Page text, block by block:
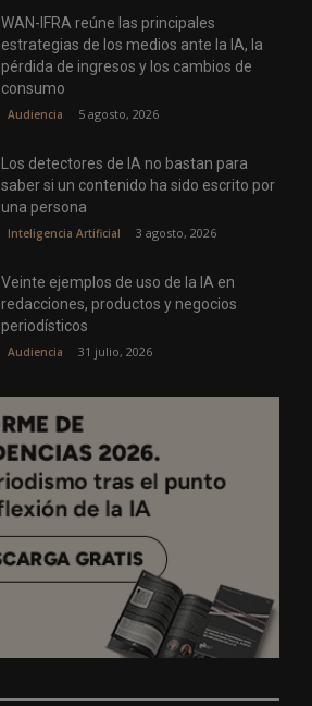
WAN-IFRA reúne las principales
estrategias de los medios ante la IA, la
pérdida de ingresos y los cambios de
consumo
Audiencia 5 agosto, 2026
Los detectores de IA no bastan para
saber si un contenido ha sido escrito por
una persona
Inteligencia Artificial 3 agosto, 2026
Veinte ejemplos de uso de la IA en
redacciones, productos y negocios
periodísticos
Audiencia 31 julio, 2026